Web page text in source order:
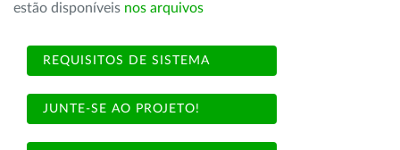
estão disponíveis nos arquivos
REQUISITOS DE SISTEMA
JUNTE-SE AO PROJETO!